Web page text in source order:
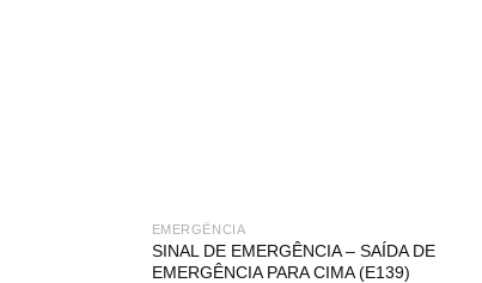
EMERGÊNCIA
SINAL DE EMERGÊNCIA – SAÍDA DE
EMERGÊNCIA PARA CIMA (E139)